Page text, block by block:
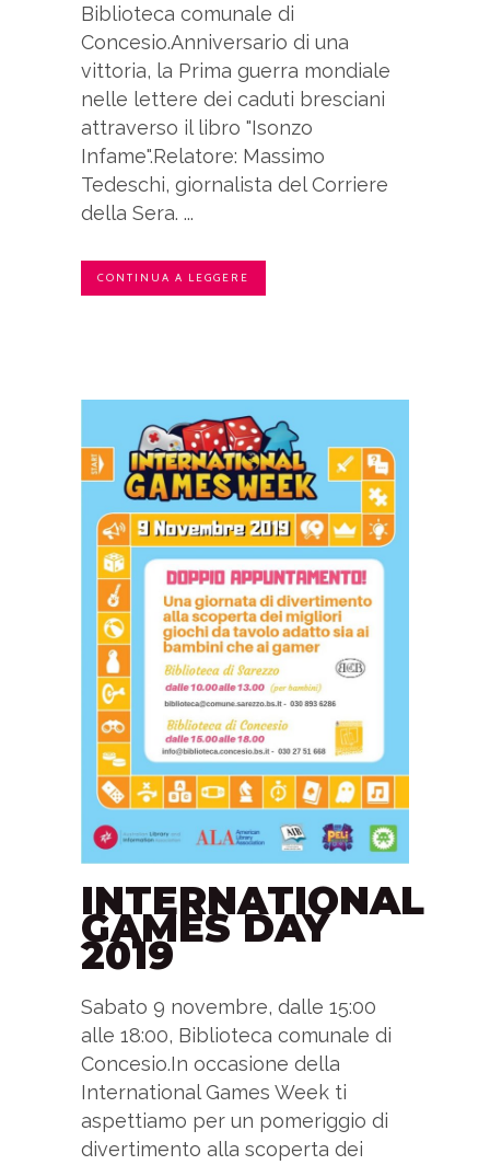
Biblioteca comunale di
Concesio.Anniversario di una
vittoria, la Prima guerra mondiale
nelle lettere dei caduti bresciani
attraverso il libro "Isonzo
Infame".Relatore: Massimo
Tedeschi, giornalista del Corriere
della Sera. ...
CONTINUA A LEGGERE
INTERNATIONAL
GAMES DAY
2019
Sabato 9 novembre, dalle 15:00
alle 18:00, Biblioteca comunale di
Concesio.In occasione della
International Games Week ti
aspettiamo per un pomeriggio di
divertimento alla scoperta dei